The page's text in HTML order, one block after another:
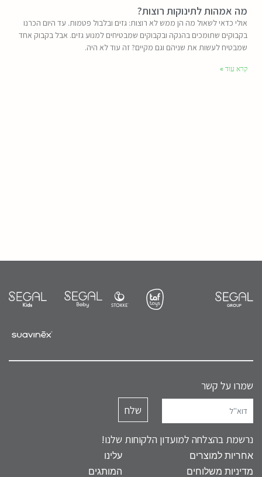
מה אמהות לתינוקות רוצות?
אולי כדאי לשאול מה הן ממש לא רוצות: גזים ובלבול פטמות. עד היום הכרנו
בקבוקים שתומכים בהנקה ובקבוקים שמבטיחים למנוע גזים. אבל בקבוק אחד
שמבטיח לעשות את שניהם וגם מקיים? זה עוד לא היה.
קרא עוד »
שמרו על קשר
נרשמת בהצלחה למועדון הלקוחות שלנו!
אחריות למוצרים
מדיניות משלוחים
עלינו
המותגים